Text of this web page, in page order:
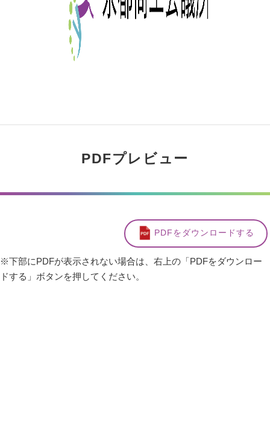
PDFプレビュー
PDFをダウンロードする
※下部にPDFが表示されない場合は、右上の「PDFをダウンロー
ドする」ボタンを押してください。